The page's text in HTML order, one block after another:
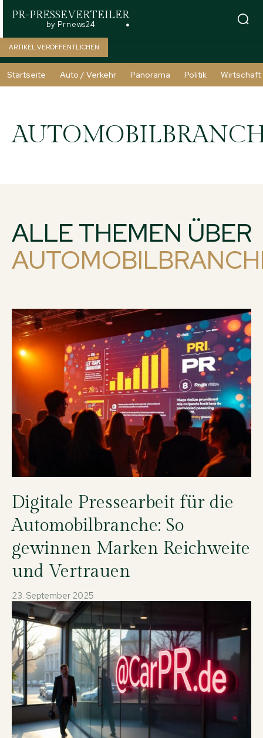
PR-PRESSEVERTEILER
by Prnews24
ARTIKEL VERÖFFENTLICHEN
Startseite Auto / Verkehr Panorama Politik Wirtschaft
ALLE THEMEN ÜBER
Digitale Pressearbeit für die
Automobilbranche: So
gewinnen Marken Reichweite
und Vertrauen
23. September 2025